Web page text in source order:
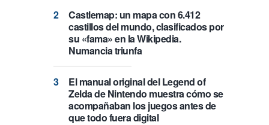
Castlemap: un mapa con 6.412
castillos del mundo, clasificados por
su «fama» en la Wikipedia.
Numancia triunfa
El manual original del Legend of
Zelda de Nintendo muestra cómo se
acompañaban los juegos antes de
que todo fuera digital